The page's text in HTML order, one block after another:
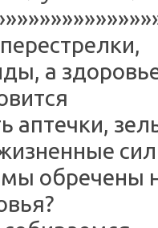
а
аптечки,
мы обречены